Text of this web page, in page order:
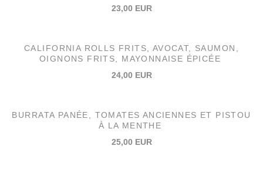
23,00 EUR
CALIFORNIA ROLLS FRITS, AVOCAT, SAUMON,
OIGNONS FRITS, MAYONNAISE ÉPICÉE
24,00 EUR
BURRATA PANÉE, TOMATES ANCIENNES ET PISTOU
À LA MENTHE
25,00 EUR